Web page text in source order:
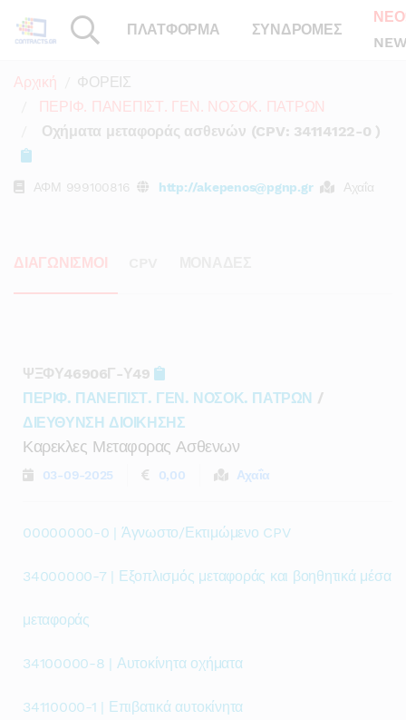
ΠΛΑΤΦΟΡΜΑ ΣΥΝΔΡΟΜΕΣ
Αρχική
ΦΟΡΕΙΣ
ΠΕΡΙΦ. ΠΑΝΕΠΙΣΤ. ΓΕΝ. ΝΟΣΟΚ. ΠΑΤΡΩΝ
Οχήματα μεταφοράς ασθενών (CPV: 34114122-0 )
ΑΦΜ 999100816 http://akepenos@pgnp.gr Αχαΐα
ΔΙΑΓΩΝΙΣΜΟΙ
ΨΞΦΥ46906Γ-Υ49
ΠΕΡΙΦ. ΠΑΝΕΠΙΣΤ. ΓΕΝ. ΝΟΣΟΚ. ΠΑΤΡΩΝ /
ΔΙΕΥΘΥΝΣΗ ΔΙΟΙΚΗΣΗΣ
Καρεκλες Μεταφορας Ασθενων
03-09-2025 0,00 Αχαΐα
00000000-0 | Άγνωστο/Εκτιμώμενο CPV
34000000-7 | Εξοπλισμός μεταφοράς και βοηθητικά μέσα
μεταφοράς
34100000-8 | Αυτοκίνητα οχήματα
34110000-1 | Επιβατικά αυτοκίνητα